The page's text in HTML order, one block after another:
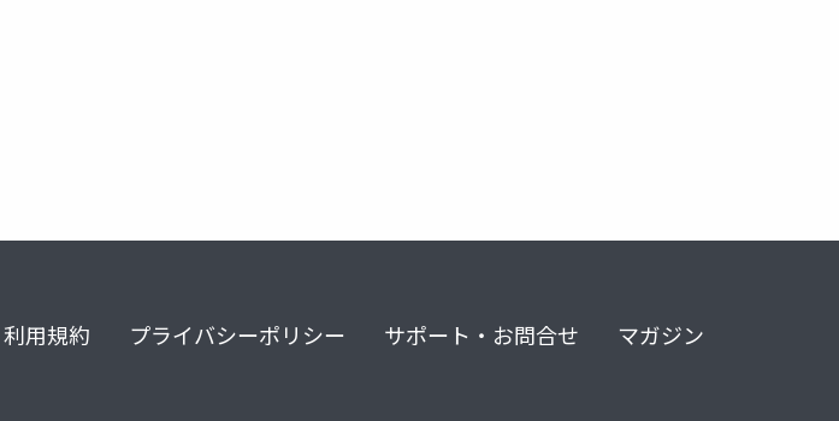
利用規約 プライバシーポリシー サポート・お問合せ マガジン